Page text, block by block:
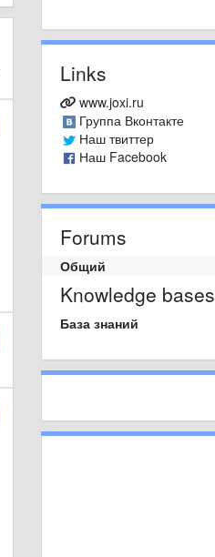
Links
www.joxi.ru
Группа Вконтакте
Наш твиттер
Наш Facebook
Forums
Общий
Knowledge bases
База знаний